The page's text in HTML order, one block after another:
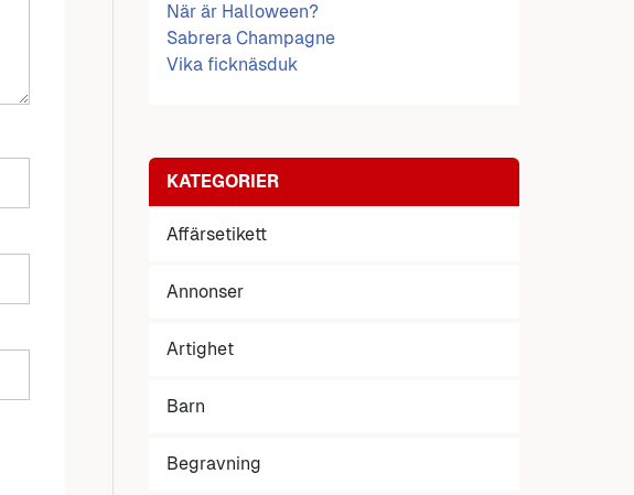
När är Halloween?
Sabrera Champagne
Vika ficknäsduk
KATEGORIER
Affärsetikett
Annonser
Artighet
Barn
Begravning